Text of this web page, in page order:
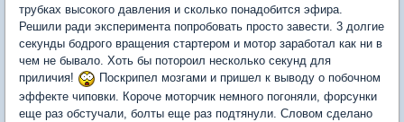
трубках высокого давления и сколько понадобится эфира.
Решили ради эксперимента попробовать просто завести. 3 долгие
секунды бодрого вращения стартером и мотор заработал как ни в
чем не бывало. Хоть бы потороил несколько секунд для
приличия!
Поскрипел мозгами и пришел к выводу о побочном
эффекте чиповки. Короче моторчик немного погоняли, форсунки
еще раз обстучали, болты еще раз подтянули. Словом сделано